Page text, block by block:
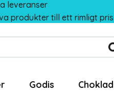
leveranser
produkter till ett rimligt pris
Godis Choklad